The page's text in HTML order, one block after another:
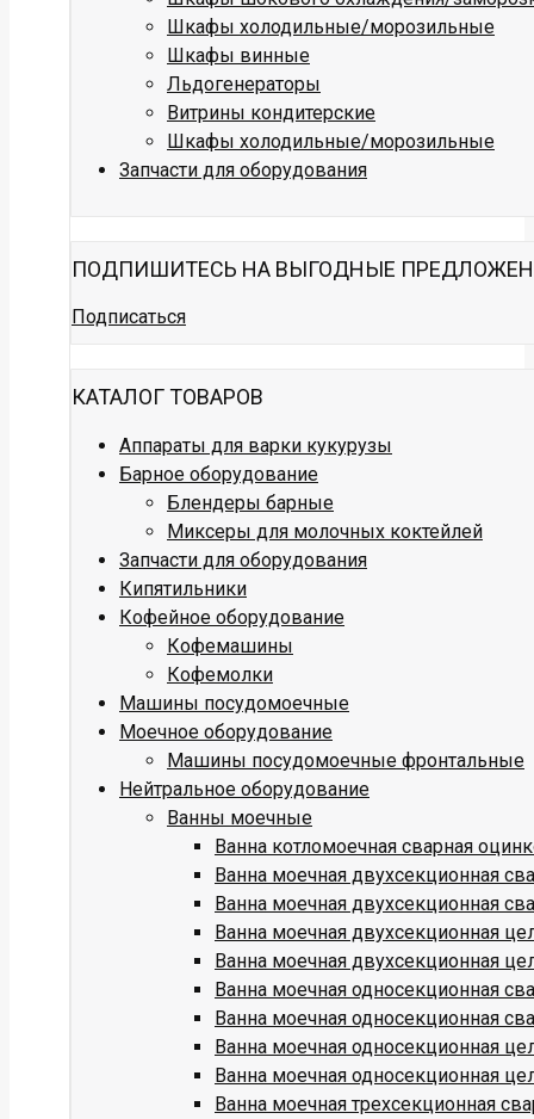
Шкафы холодильные/морозильные
Шкафы винные
Льдогенераторы
Витрины кондитерские
Шкафы холодильные/морозильные
Запчасти для оборудования
ПОДПИШИТЕСЬ НА ВЫГОДНЫЕ
Подписаться
КАТАЛОГ ТОВАРОВ
Аппараты для варки кукурузы
Барное оборудование
Блендеры барные
Миксеры для молочных коктейлей
Запчасти для оборудования
Кипятильники
Кофейное оборудование
Кофемашины
Кофемолки
Машины посудомоечные
Моечное оборудование
Машины посудомоечные фронтальные
Нейтральное оборудование
Ванны моечные
Ванна котломоечная сварная
Ванна моечная двухсекционная
Ванна моечная двухсекционная
Ванна моечная двухсекционная
Ванна моечная двухсекционная
Ванна моечная односекционная
Ванна моечная односекционная
Ванна моечная односекционная
Ванна моечная односекционная
Ванна моечная трехсекционная